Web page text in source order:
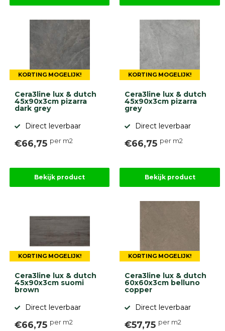
KORTING MOGELIJK!
Cera3line lux & dutch
45x90x3cm pizarra
dark grey
Direct leverbaar
€66,75 per m2
Bekijk product
KORTING MOGELIJK!
Cera3line lux & dutch
45x90x3cm pizarra
grey
Direct leverbaar
€66,75 per m2
Bekijk product
KORTING MOGELIJK!
Cera3line lux & dutch
45x90x3cm suomi
brown
Direct leverbaar
€66,75 per m2
KORTING MOGELIJK!
Cera3line lux & dutch
60x60x3cm belluno
copper
Direct leverbaar
€57,75 per m2